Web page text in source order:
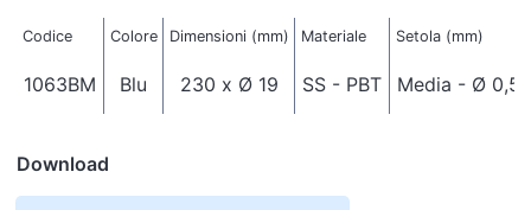
Codice Colore Dimensioni (mm) Materiale Setola (mm)
1063BM Blu 230 x Ø 19 SS - PBT Media - Ø 0,5
Download